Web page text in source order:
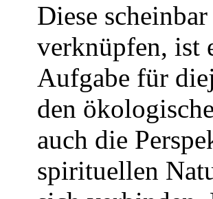
Diese
verknüpfen, ist
Aufgabe für
den
auch die
spirituellen